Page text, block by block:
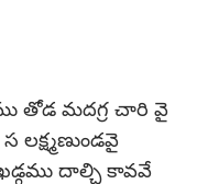
తోడ మదగ్ర చారి వై
లక్ష్మణుండవై
దాల్చి కావవే